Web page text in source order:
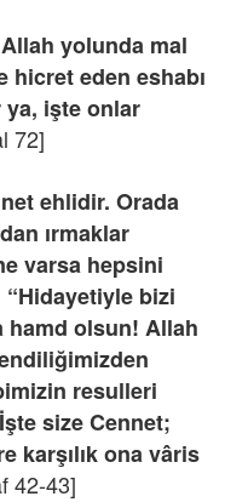
yolunda mal
hicret eden eshabı
ya, işte onlar
72]
ehlidir. Orada
ırmaklar
varsa hepsini
“Hidayetiyle bizi
hamd olsun! Allah
resulleri
size Cennet;
karşılık ona vâris
42-43]